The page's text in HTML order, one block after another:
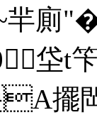
~羋
垈t
擺閊